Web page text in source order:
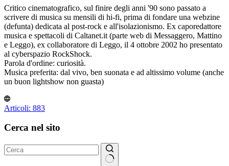
Critico cinematografico, sul finire degli anni '90 sono passato a
scrivere di musica su mensili di hi-fi, prima di fondare una webzine
(defunta) dedicata al post-rock e all'isolazionismo. Ex caporedattore
musica e spettacoli di Caltanet.it (parte web di Messaggero, Mattino
e Leggo), ex collaboratore di Leggo, il 4 ottobre 2002 ho presentato
al cyberspazio RockShock.
Parola d'ordine: curiosità.
Musica preferita: dal vivo, ben suonata e ad altissimo volume (anche
un buon lightshow non guasta)
Articoli: 883
Cerca nel sito